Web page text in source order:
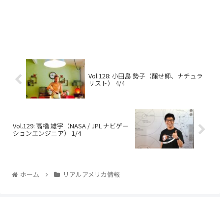
Vol.128: 小田島 勢子（醸せ師、ナチュラ
リスト） 4/4
Vol.129: 高橋 雄宇（NASA / JPL ナビゲー
ションエンジニア） 1/4
ホーム リアルアメリカ情報